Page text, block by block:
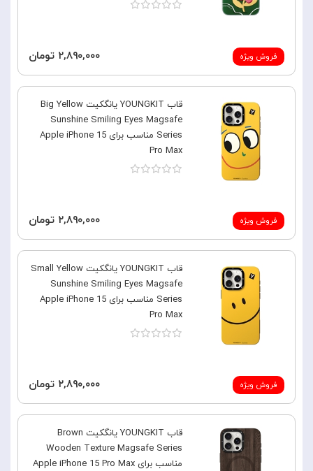
فروش ویژه ۲,۸۹۰,۰۰۰ تومان
فروش ویژه
قاب YOUNGKIT یانگکیت Big Yellow
Sunshine Smiling Eyes Magsafe
Series مناسب برای Apple iPhone 15
Pro Max
۲,۸۹۰,۰۰۰ تومان
فروش ویژه
قاب YOUNGKIT یانگکیت Small Yellow
Sunshine Smiling Eyes Magsafe
Series مناسب برای Apple iPhone 15
Pro Max
۲,۸۹۰,۰۰۰ تومان
قاب YOUNGKIT یانگکیت Brown
Wooden Texture Magsafe Series
مناسب برای Apple iPhone 15 Pro Max